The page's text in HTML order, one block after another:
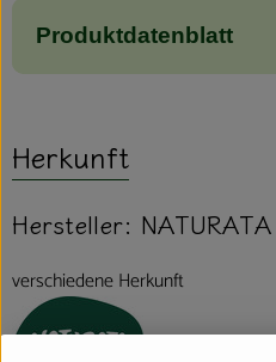
Produktdatenblatt
Herkunft
Hersteller: NATURATA
verschiedene Herkunft